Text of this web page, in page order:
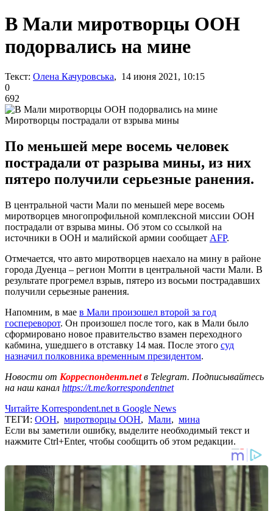
В Мали миротворцы ООН
подорвались на мине
Текст: Олена Качуровська, 14 июня 2021, 10:15
0
692
Миротворцы пострадали от взрыва мины
По меньшей мере восемь человек
пострадали от разрыва мины, из них
пятеро получили серьезные ранения.
В центральной части Мали по меньшей мере восемь
миротворцев многопрофильной комплексной миссии ООН
пострадали от взрыва мины. Об этом со ссылкой на
источники в ООН и малийской армии сообщает AFP.
Отмечается, что авто миротворцев наехало на мину в районе
города Дуенца – регион Мопти в центральной части Мали. В
результате прогремел взрыв, пятеро из восьми пострадавших
получили серьезные ранения.
Напомним, в мае в Мали произошел второй за год
госпереворот. Он произошел после того, как в Мали было
сформировано новое правительство взамен переходного
кабмина, ушедшего в отставку 14 мая. После этого суд
назначил полковника временным президентом.
Новости от Корреспондент.netв Telegram. Подписывайтесь
на наш канал https://t.me/korrespondentnet
Читайте Korrespondent.net в Google News
ТЕГИ: ООН, миротворцы ООН, Мали, мина
Если вы заметили ошибку, выделите необходимый текст и
нажмите Ctrl+Enter, чтобы сообщить об этом редакции.